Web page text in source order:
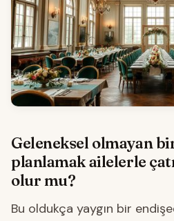
Geleneksel olmayan
planlamak ailelerle
olur mu?
Bu oldukça yaygın bir